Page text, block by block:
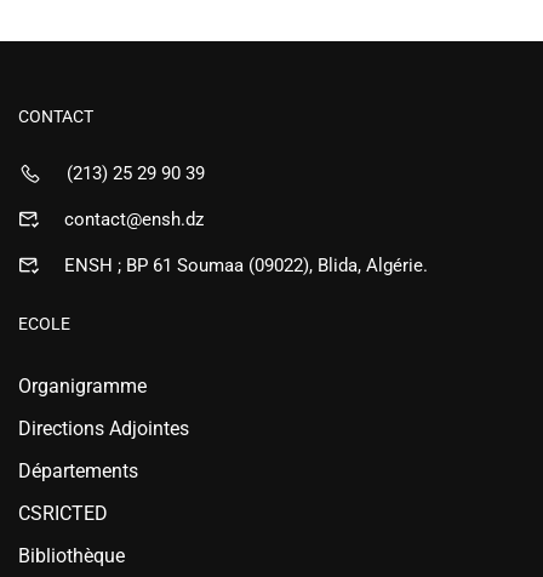
CONTACT
(213) 25 29 90 39
contact@ensh.dz
ENSH ; BP 61 Soumaa (09022), Blida, Algérie.
ECOLE
Organigramme
Directions Adjointes
Départements
CSRICTED
Bibliothèque